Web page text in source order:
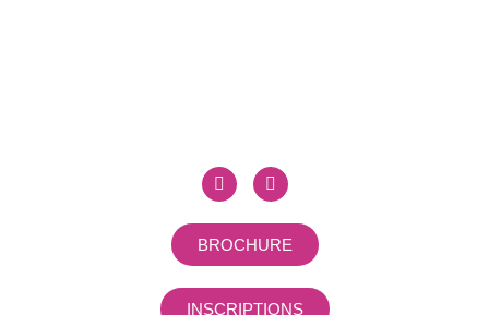
BROCHURE
INSCRIPTIONS